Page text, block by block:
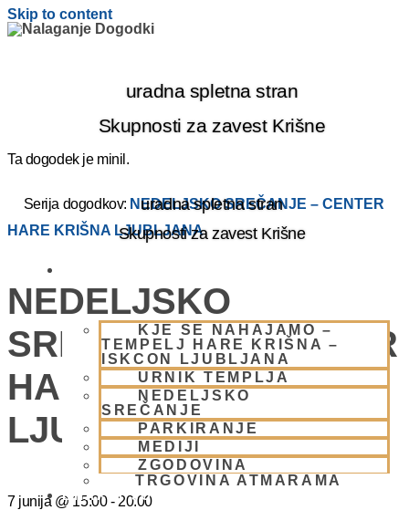
Skip to content
uradna spletna stran
Skupnosti za zavest Krišne
uradna spletna stran
Skupnosti za zavest Krišne
KJE SE NAHAJAMO –
TEMPELJ HARE KRIŠNA –
ISKCON LJUBLJANA
URNIK TEMPLJA
NEDELJSKO
SREČANJE
PARKIRANJE
MEDIJI
ZGODOVINA
TRGOVINA ATMARAMA
BHAKTI JOGA
Ta dogodek je minil.
Serija dogodkov: NEDELJSKO SREČANJE – CENTER
HARE KRIŠNA LJUBLJANA
NEDELJSKO
SREČANJE – CENTER
HARE KRIŠNA
LJUBLJANA
7 junija @ 15:00 - 20:00